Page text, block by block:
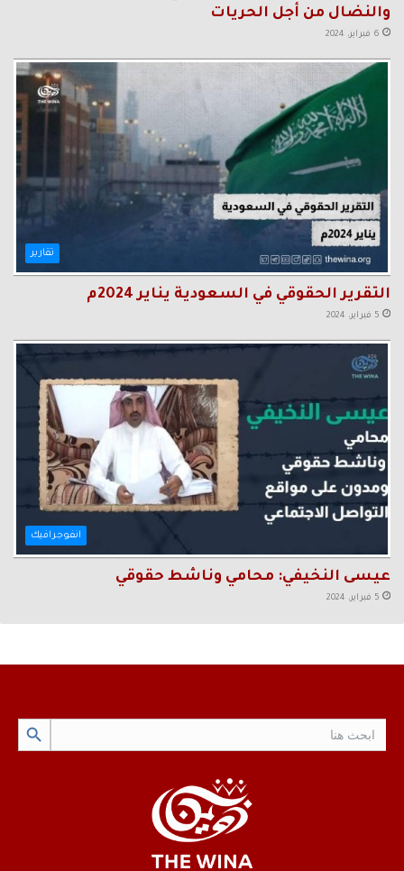
والنضال من أجل الحريات
6 فبراير، 2024
تقارير
التقرير الحقوقي في السعودية يناير 2024م
5 فبراير، 2024
انفوجرافيك
عيسى النخيفي: محامي وناشط حقوقي
5 فبراير، 2024
Search Button